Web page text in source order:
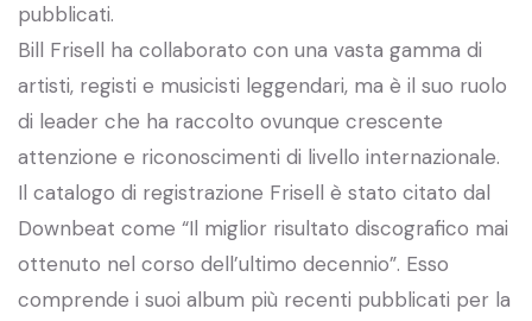
pubblicati.
Bill Frisell ha collaborato con una vasta gamma di
artisti, registi e musicisti leggendari, ma è il suo ruolo
di leader che ha raccolto ovunque crescente
attenzione e riconoscimenti di livello internazionale.
Il catalogo di registrazione Frisell è stato citato dal
Downbeat come “Il miglior risultato discografico mai
ottenuto nel corso dell’ultimo decennio”. Esso
comprende i suoi album più recenti pubblicati per la